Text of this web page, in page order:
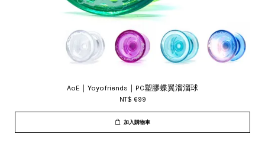
AoE｜Yoyofriends｜PC塑膠蝶翼溜溜球
NT$ 699
加入購物車